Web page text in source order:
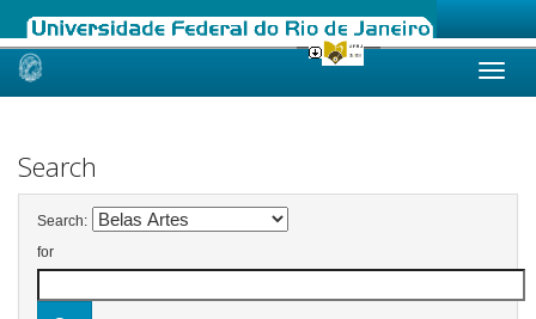
Skip
Search
Search:
for